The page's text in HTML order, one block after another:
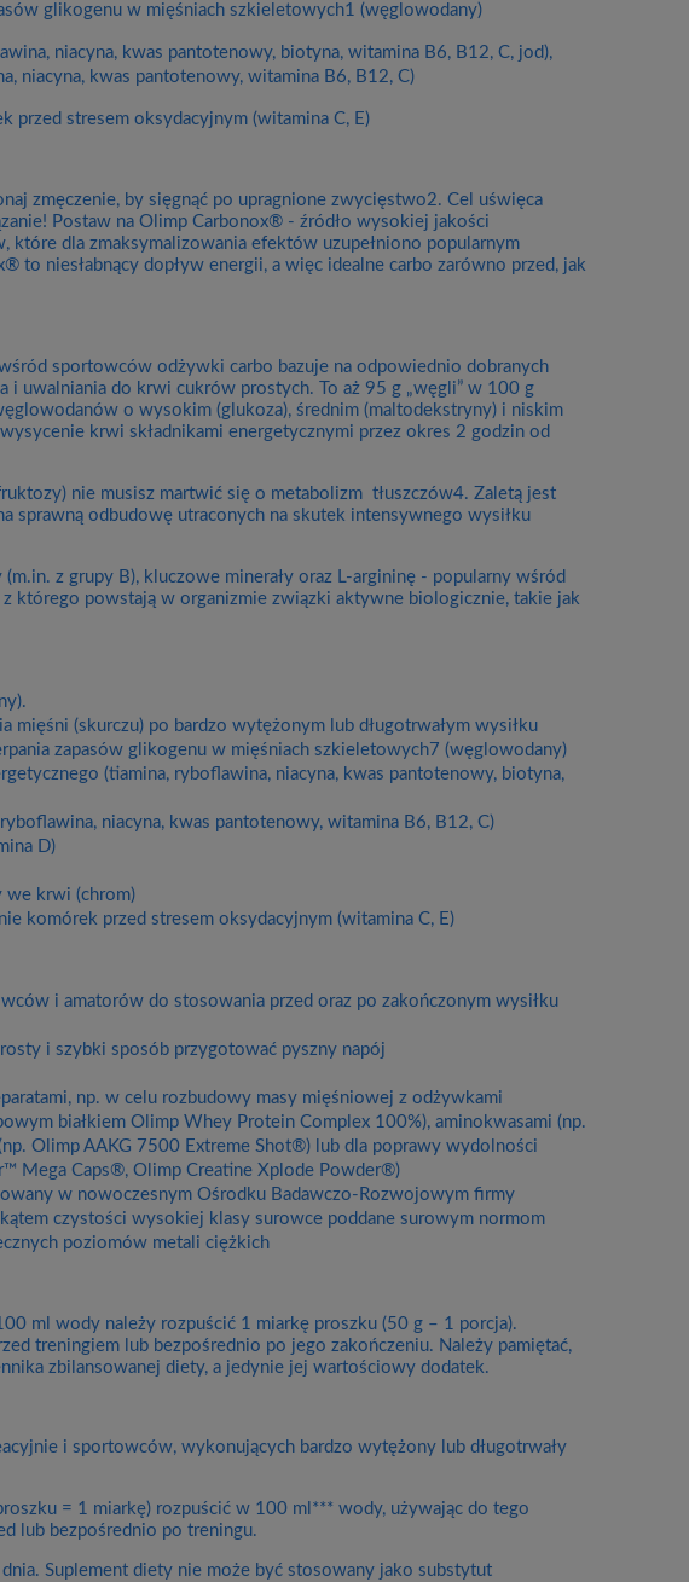
glikogenu w mięśniach szkieletowych1 (węglowodany)
niacyna, kwas pantotenowy, biotyna, witamina B6, B12, C, jod),
niacyna, kwas pantotenowy, witamina B6, B12, C)
przed stresem oksydacyjnym (witamina C, E)
zmęczenie, by sięgnąć po upragnione zwycięstwo2. Cel uświęca
Postaw na Olimp Carbonox® - źródło wysokiej jakości
dla zmaksymalizowania efektów uzupełniono popularnym
to niesłabnący dopływ energii, a więc idealne carbo zarówno przed, jak
sportowców odżywki carbo bazuje na odpowiednio dobranych
uwalniania do krwi cukrów prostych. To aż 95 g „węgli” w 100 g
o wysokim (glukoza), średnim (maltodekstryny) i niskim
krwi składnikami energetycznymi przez okres 2 godzin od
nie musisz martwić się o metabolizm tłuszczów4. Zaletą jest
sprawną odbudowę utraconych na skutek intensywnego wysiłku
z grupy B), kluczowe minerały oraz L-argininę - popularny wśród
którego powstają w organizmie związki aktywne biologicznie, takie jak
(skurczu) po bardzo wytężonym lub długotrwałym wysiłku
zapasów glikogenu w mięśniach szkieletowych7 (węglowodany)
(tiamina, ryboflawina, niacyna, kwas pantotenowy, biotyna,
niacyna, kwas pantotenowy, witamina B6, B12, C)
D)
we krwi (chrom)
komórek przed stresem oksydacyjnym (witamina C, E)
i amatorów do stosowania przed oraz po zakończonym wysiłku
i szybki sposób przygotować pyszny napój
np. w celu rozbudowy masy mięśniowej z odżywkami
białkiem Olimp Whey Protein Complex 100%), aminokwasami (np.
Olimp AAKG 7500 Extreme Shot®) lub dla poprawy wydolności
Mega Caps®, Olimp Creatine Xplode Powder®)
w nowoczesnym Ośrodku Badawczo-Rozwojowym firmy
czystości wysokiej klasy surowce poddane surowym normom
poziomów metali ciężkich
ml wody należy rozpuścić 1 miarkę proszku (50 g – 1 porcja).
treningiem lub bezpośrednio po jego zakończeniu. Należy pamiętać,
zbilansowanej diety, a jedynie jej wartościowy dodatek.
i sportowców, wykonujących bardzo wytężony lub długotrwały
= 1 miarkę) rozpuścić w 100 ml*** wody, używając do tego
lub bezpośrednio po treningu.
Suplement diety nie może być stosowany jako substytut